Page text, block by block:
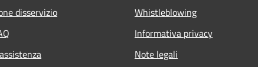
disservizio
Whistleblowing
Informativa privacy
Note legali